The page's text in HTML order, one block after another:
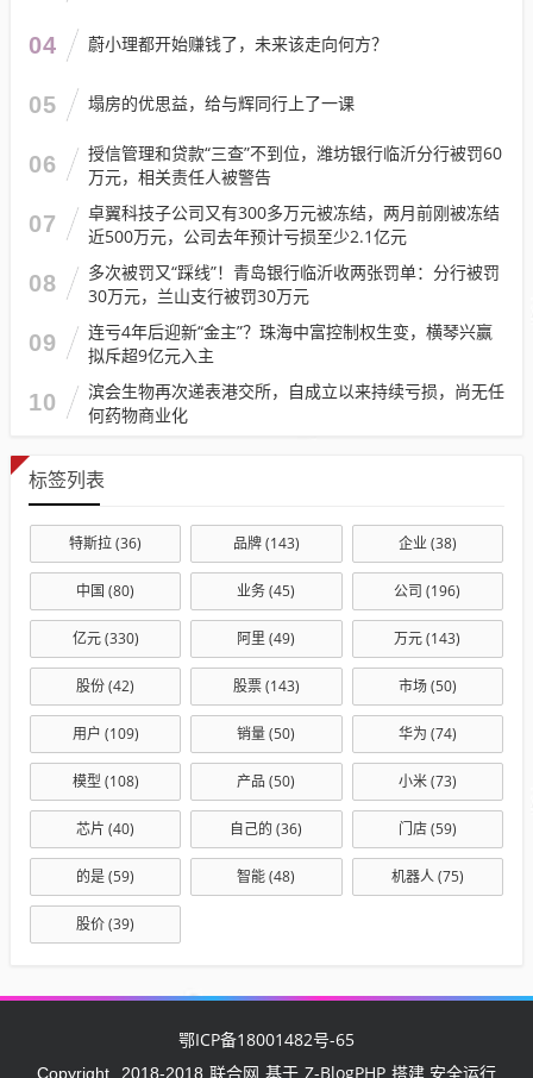
04 蔚小理都开始赚钱了，未来该走向何方？
05 塌房的优思益，给与辉同行上了一课
06
授信管理和贷款“三查”不到位，潍坊银行临沂分行被罚60
万元，相关责任人被警告
07
卓翼科技子公司又有300多万元被冻结，两月前刚被冻结
近500万元，公司去年预计亏损至少2.1亿元
08
多次被罚又“踩线”！青岛银行临沂收两张罚单：分行被罚
30万元，兰山支行被罚30万元
09
连亏4年后迎新“金主”？珠海中富控制权生变，横琴兴赢
拟斥超9亿元入主
10
滨会生物再次递表港交所，自成立以来持续亏损，尚无任
何药物商业化
标签列表
特斯拉(36) 品牌(143) 企业(38)
中国 (80) 业务(45) 公司 (196)
亿元(330) 阿里 (49) 万元(143)
股份(42) 股票(143) 市场(50)
用户 (109) 销量(50) 华为 (74)
模型 (108) 产品 (50) 小米(73)
芯片 (40) 自己的 (36) 门店(59)
的是(59) 智能(48) 机器人(75)
股价(39)
鄂ICP备18001482号-65
Copyright 2018-2018 联合网 基于 Z-BlogPHP 搭建 安全运行